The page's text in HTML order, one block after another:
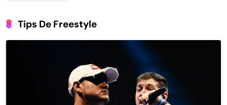
Tips De Freestyle